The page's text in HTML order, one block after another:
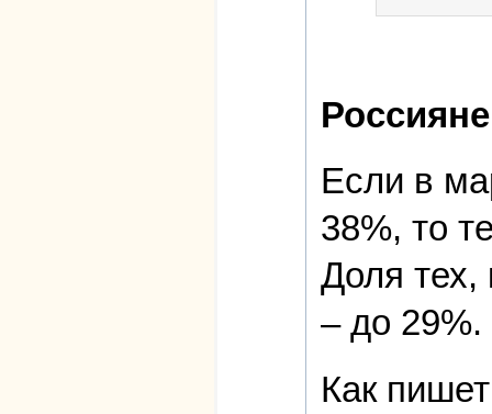
Если в
38%, то
Доля тех,
– до 29%.
Как